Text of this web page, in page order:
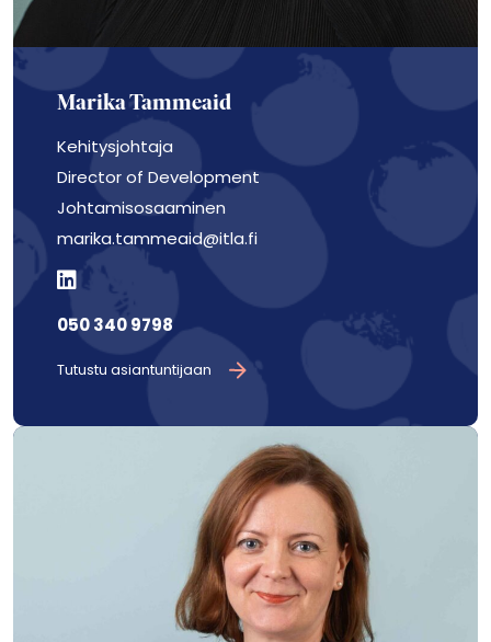
Marika Tammeaid
Kehitysjohtaja
Director of Development
Johtamisosaaminen
marika.tammeaid@itla.fi
050 340 9798
Tutustu asiantuntijaan